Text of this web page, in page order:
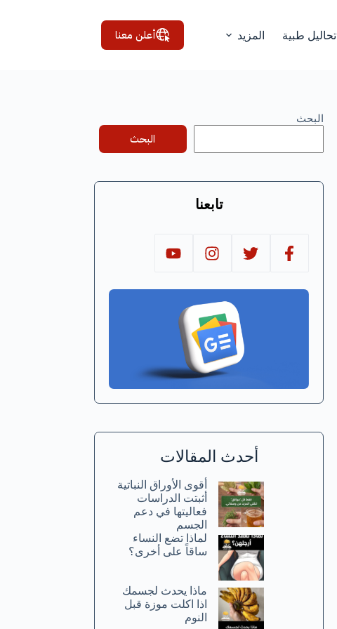
تحاليل طبية المزيد أعلن معنا
البحث
البحث
تابعنا
أحدث المقالات
أقوى الأوراق النباتية
أثبتت الدراسات
فعاليتها في دعم
الجسم
لماذا تضع النساء
ساقاً على أخرى؟
ماذا يحدث لجسمك
اذا اكلت موزة قبل
النوم